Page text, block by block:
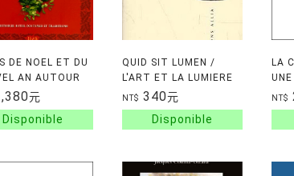
DE NOEL ET DU
AN AUTOUR
元
QUID SIT LUMEN /
L'ART ET LA LUMIERE
NT$ 340元
LA
NT$